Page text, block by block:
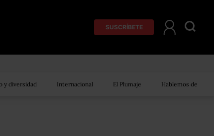
SUSCRÍBETE
y diversidad Internacional El Plumaje Hablemos de